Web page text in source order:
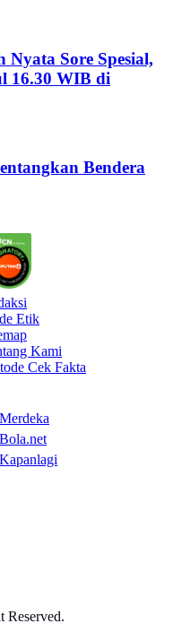
Nyata Sore Spesial,
16.30 WIB di
Bendera
Etik
Kami
Cek Fakta
Merdeka
Bola.net
Kapanlagi
Reserved.